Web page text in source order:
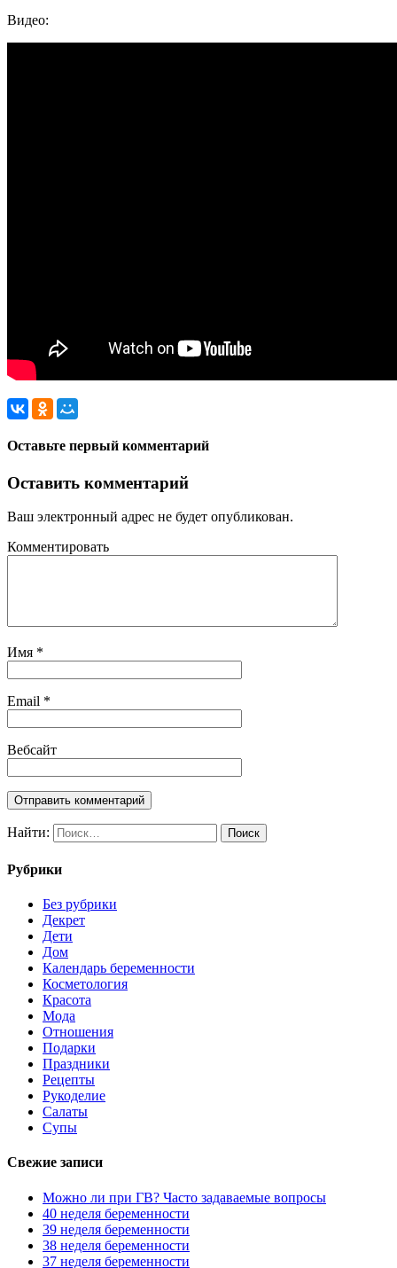
Видео:
Оставьте первый комментарий
Оставить комментарий
Ваш электронный адрес не будет опубликован.
Комментировать
Имя *
Email *
Вебсайт
Найти:
Рубрики
Без рубрики
Декрет
Дети
Дом
Календарь беременности
Косметология
Красота
Мода
Отношения
Подарки
Праздники
Рецепты
Рукоделие
Салаты
Супы
Свежие записи
Можно ли при ГВ? Часто задаваемые вопросы
40 неделя беременности
39 неделя беременности
38 неделя беременности
37 неделя беременности